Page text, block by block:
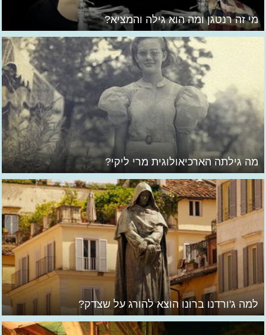
מי זה רנטגן ומה הוא גילה והמציא?
מה גילתה הארכיאולוגית מרי ליקי?
למה ג'ורדנו ברונו הוצא להורג על שצדק?